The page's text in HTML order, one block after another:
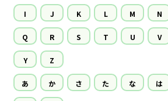
I J K L M N
Q R S T U V
Y Z
あ か さ た な は